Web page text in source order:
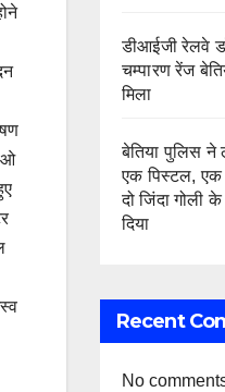
डीआईजी रेलवे
चम्पारण रेंज
मिला
बेतिया पुलिस ने
एक पिस्टल, एक
दो जिंदा गोली
दिया
Recent
No